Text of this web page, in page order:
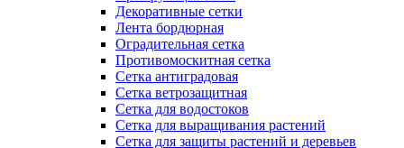
Декоративные сетки
Лента бордюрная
Оградительная сетка
Противомоскитная сетка
Сетка антиградовая
Сетка ветрозащитная
Сетка для водостоков
Сетка для выращивания растений
Сетка для защиты растений и деревьев